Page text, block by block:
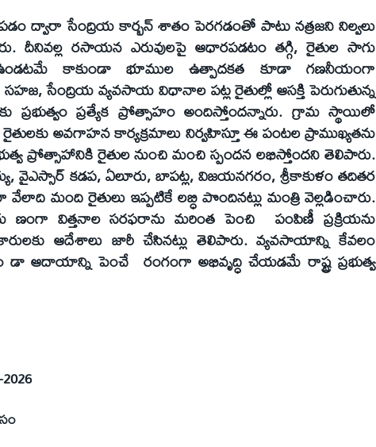
ద్వారా సేంద్రియ కార్బన్ శాతం పెరగడంతో పాటు నత్రజని నిల్వలు
దీనివల్ల రసాయన ఎరువులపై ఆధారపడటం తగ్గి, రైతుల సాగు
కాకుండా భూముల ఉత్పాదకత కూడా గణనీయంగా
సహజ, సేంద్రియ వ్యవసాయ విధానాల పట్ల రైతుల్లో ఆసక్తి పెరుగుతున్న
ప్రభుత్వం ప్రత్యేక ప్రోత్సాహం అందిస్తోందన్నారు. గ్రామ స్థాయిలో
అవగాహన కార్యక్రమాలు నిర్వహిస్తూ ఈ పంటల ప్రాముఖ్యతను
ప్రోత్సాహానికి రైతుల నుంచి మంచి స్పందన లభిస్తోందని తెలిపారు.
వైఎస్సార్ కడప, ఏలూరు, బాపట్ల, విజయనగరం, శ్రీకాకుళం తదితర
మంది రైతులు ఇప్పటికే లబ్ధి పొందినట్లు మంత్రి వెల్లడించారు.
ణంగా విత్తనాల సరఫరాను మరింత పెంచి పంపిణీ ప్రక్రియను
ఆదేశాలు జారీ చేసినట్లు తెలిపారు. వ్యవసాయాన్ని కేవలం
ఆదాయాన్ని పెంచే రంగంగా అభివృద్ధి చేయడమే రాష్ట్ర ప్రభుత్వ